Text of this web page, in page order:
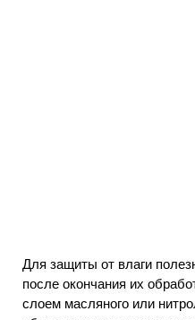
Для защиты от влаги
после окончания их
слоем масляного или